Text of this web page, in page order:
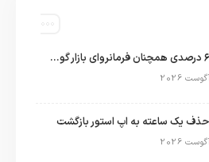
اپل با سهم ۶۵ درصدی همچنان فرمانروای بازار گوشی‌های پریمیوم جهان است
حذف یک ساعته به اپ استور بازگشت